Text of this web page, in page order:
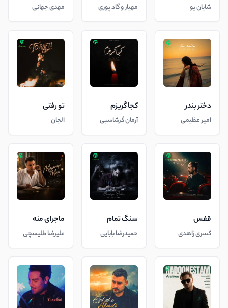
شایان یو مهیار و گاد پوری مهدی جهانی
دختر بندر
امیر عظیمی
کجا گریزم
آرمان گرشاسبی
تو رفتی
الجان
قفس
کسری زاهدی
سنگ تمام
حمیدرضا بابایی
ماجرای منه
علیرضا طلیسچی